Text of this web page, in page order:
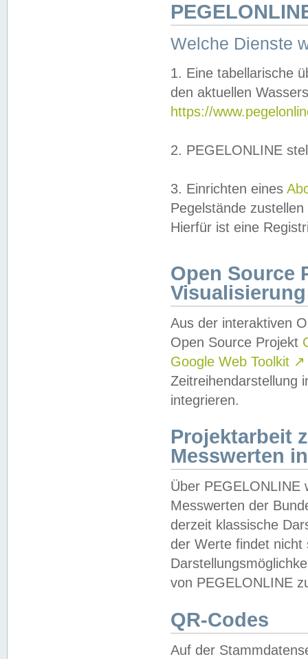
Welche Dienste
1. Eine tabellarische
den aktuellen
https://
2. PEGELONLINE
3. Einrichten eines
Pegelstände
Hierfür ist eine
Open Source
Visualisierung
Aus der interaktiven
Open Source Projekt
Google Web Toolkit ↗
Zeitreihendarstellung
integrieren.
Projektarbeit
Messwerten
Über PEGELONLINE
Messwerten der
derzeit klassische
der Werte findet
von PEGELONLINE
QR-Codes
Auf der